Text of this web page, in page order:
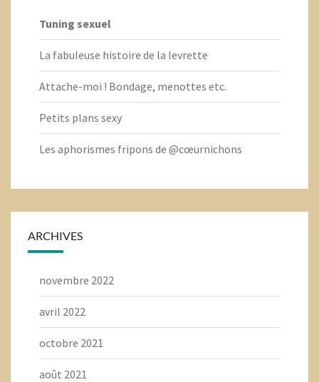
Tuning sexuel
La fabuleuse histoire de la levrette
Attache-moi ! Bondage, menottes etc.
Petits plans sexy
Les aphorismes fripons de @cœurnichons
ARCHIVES
novembre 2022
avril 2022
octobre 2021
août 2021